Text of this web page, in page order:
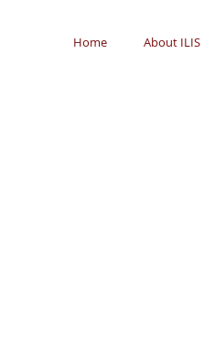
Home About ILIS